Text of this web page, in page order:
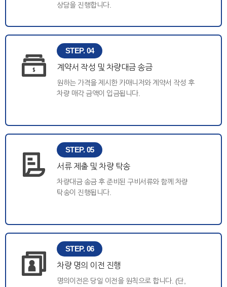
상담을 진행합니다.
STEP. 04
계약서 작성 및 차량대금 송금
원하는 가격을 제시한 카매니저와 계약서 작성 후
차량 매각 금액이 입금됩니다.
STEP. 05
서류 제출 및 차량 탁송
차량대금 송금 후 준비된 구비서류와 함께 차량
탁송이 진행됩니다.
STEP. 06
차량 명의 이전 진행
명의이전은 당일 이전을 원칙으로 합니다. (단,